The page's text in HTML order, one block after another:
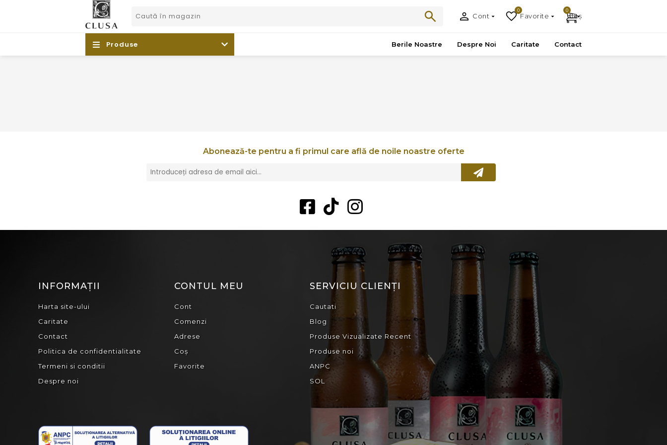
Cont Favorite
0
Coș
0
Berile Noastre Despre Noi Caritate Contact
Produse
ANETO NATURAL
Abonează-te pentru a fi primul care află de noile noastre oferte
INFORMAȚII
Harta site-ului
Caritate
Contact
Politica de confidentialitate
Termeni si conditii
Despre noi
CONTUL MEU
Cont
Comenzi
Adrese
Coș
Favorite
SERVICIU CLIENȚI
Cautati
Blog
Produse Vizualizate Recent
Produse noi
ANPC
SOL